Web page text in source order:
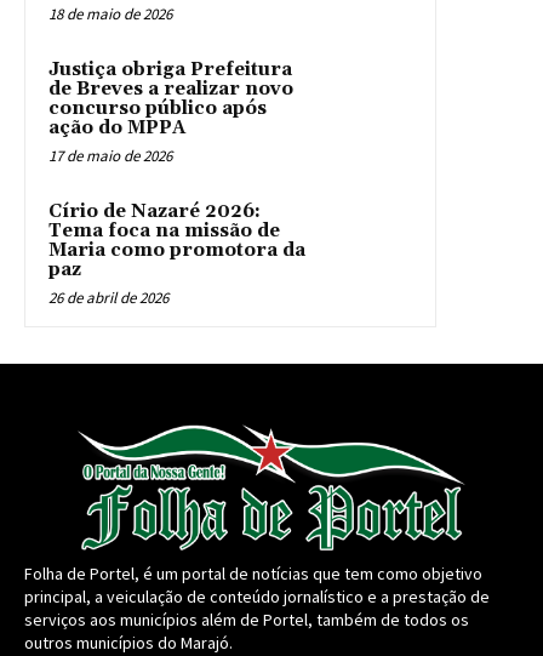
18 de maio de 2026
Justiça obriga Prefeitura
de Breves a realizar novo
concurso público após
ação do MPPA
17 de maio de 2026
Círio de Nazaré 2026:
Tema foca na missão de
Maria como promotora da
paz
26 de abril de 2026
Folha de Portel, é um portal de notícias que tem como objetivo
principal, a veiculação de conteúdo jornalístico e a prestação de
serviços aos municípios além de Portel, também de todos os
outros municípios do Marajó.